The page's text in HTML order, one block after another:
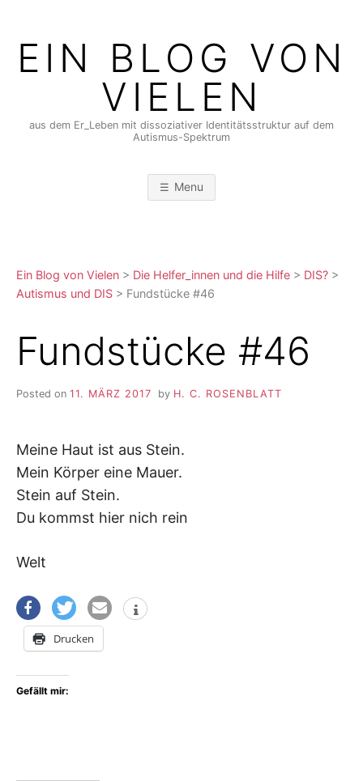
contentEIN BLOG VON
VIELEN
aus dem Er_Leben mit dissoziativer Identitätsstruktur auf dem
Autismus-Spektrum
Menu
Ein Blog von Vielen > Die Helfer_innen und die Hilfe > DIS? >
Autismus und DIS > Fundstücke #46
Fundstücke #46
Posted on 11. MÄRZ 2017 by H. C. ROSENBLATT
Meine Haut ist aus Stein.
Mein Körper eine Mauer.
Stein auf Stein.
Du kommst hier nich rein
Welt
Drucken
Gefällt mir: